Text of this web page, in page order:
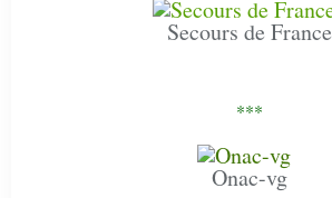
Secours de France
***
Onac-vg